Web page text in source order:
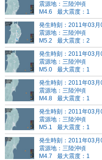
震源地：三陸沖頃
M4.6
最大震度：1
発生時刻：2011年03
震源地：三陸沖頃
M5.2
最大震度：2
発生時刻：2011年03
震源地：三陸沖頃
M5.0
最大震度：1
発生時刻：2011年03
震源地：三陸沖頃
M4.8
最大震度：1
発生時刻：2011年03
震源地：三陸沖頃
M5.1
最大震度：1
発生時刻：2011年03
震源地：三陸沖頃
M4.7
最大震度：1